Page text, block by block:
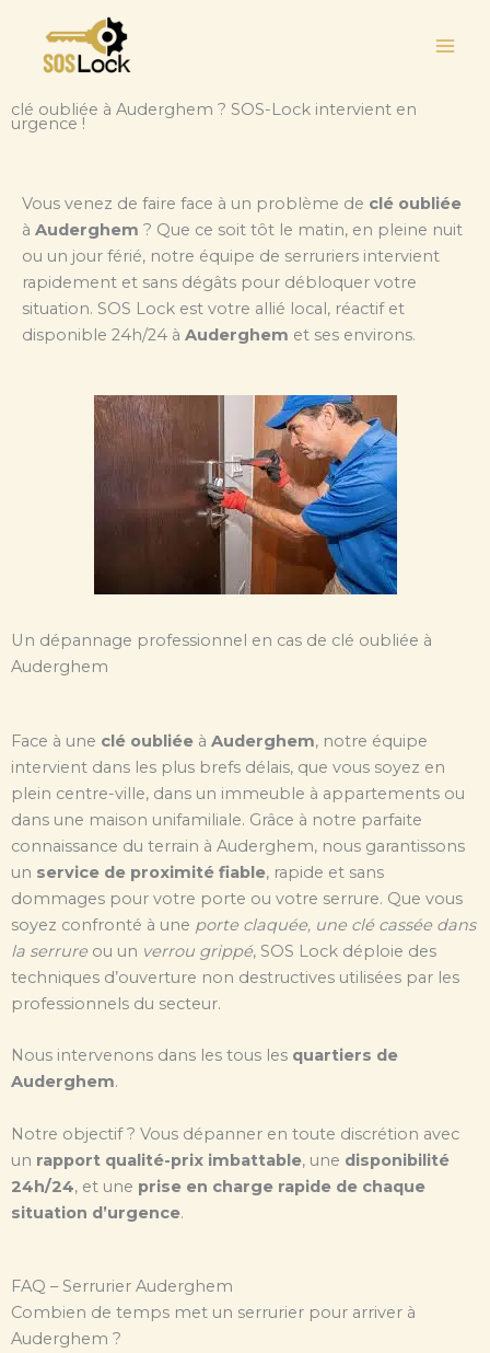
contenu
clé oubliée à Auderghem ? SOS-Lock intervient en
urgence !
Vous venez de faire face à un problème de clé oubliée
à Auderghem ? Que ce soit tôt le matin, en pleine nuit
ou un jour férié, notre équipe de serruriers intervient
rapidement et sans dégâts pour débloquer votre
situation. SOS Lock est votre allié local, réactif et
disponible 24h/24 à Auderghem et ses environs.
Un dépannage professionnel en cas de clé oubliée à
Auderghem
Face à une clé oubliée à Auderghem, notre équipe
intervient dans les plus brefs délais, que vous soyez en
plein centre-ville, dans un immeuble à appartements ou
dans une maison unifamiliale. Grâce à notre parfaite
connaissance du terrain à Auderghem, nous garantissons
un service de proximité fiable, rapide et sans
dommages pour votre porte ou votre serrure. Que vous
soyez confronté à une porte claquée, une clé cassée dans
la serrure ou un verrou grippé, SOS Lock déploie des
techniques d’ouverture non destructives utilisées par les
professionnels du secteur.
Nous intervenons dans les tous les quartiers de
Auderghem.
Notre objectif ? Vous dépanner en toute discrétion avec
un rapport qualité-prix imbattable, une disponibilité
24h/24, et une prise en charge rapide de chaque
situation d’urgence.
FAQ – Serrurier Auderghem
Combien de temps met un serrurier pour arriver à
Auderghem ?